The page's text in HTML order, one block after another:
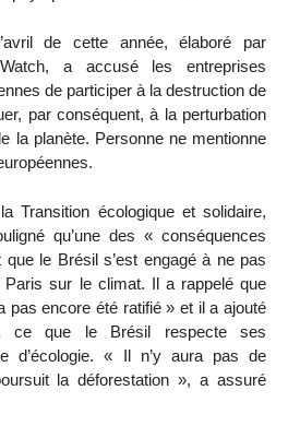
de cette année, élaboré par
Watch, a accusé les entreprises
de participer à la destruction de
par conséquent, à la perturbation
la planète. Personne ne mentionne
Transition écologique et solidaire,
qu’une des « conséquences
le Brésil s’est engagé à ne pas
Paris sur le climat. Il a rappelé que
pas encore été ratifié » et il a ajouté
ce que le Brésil respecte ses
d’écologie. « Il n’y aura pas de
la déforestation », a assuré